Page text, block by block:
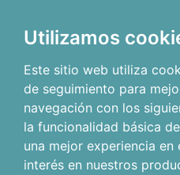
Utilizamos
Este sitio web utiliza
de seguimiento para
navegación con los
la funcionalidad básica
una mejor experiencia en
interés en nuestros